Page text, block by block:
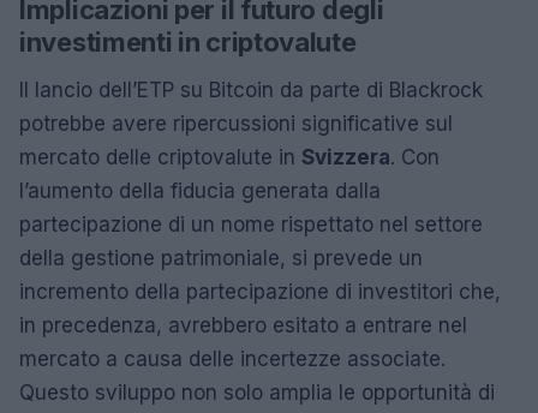
Implicazioni per il futuro degli
investimenti in criptovalute
Il lancio dell’ETP su Bitcoin da parte di Blackrock
potrebbe avere ripercussioni significative sul
mercato delle criptovalute in Svizzera. Con
l’aumento della fiducia generata dalla
partecipazione di un nome rispettato nel settore
della gestione patrimoniale, si prevede un
incremento della partecipazione di investitori che,
in precedenza, avrebbero esitato a entrare nel
mercato a causa delle incertezze associate.
Questo sviluppo non solo amplia le opportunità di